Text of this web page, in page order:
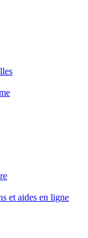
et aides en ligne